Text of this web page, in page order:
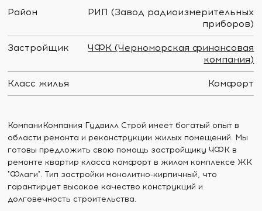
Район
РИП (Завод радиоизмерительных
приборов)
Застройщик
ЧФК (Черноморская финансовая
компания)
Класс жилья Комфорт
КомпаниКомпания Гудвилл Строй имеет богатый опыт в
области ремонта и реконструкции жилых помещений. Мы
готовы предложить свою помощь застройщику ЧФК в
ремонте квартир класса комфорт в жилом комплексе ЖК
"Флаги". Тип застройки монолитно-кирпичный, что
гарантирует высокое качество конструкций и
долговечность строительства.